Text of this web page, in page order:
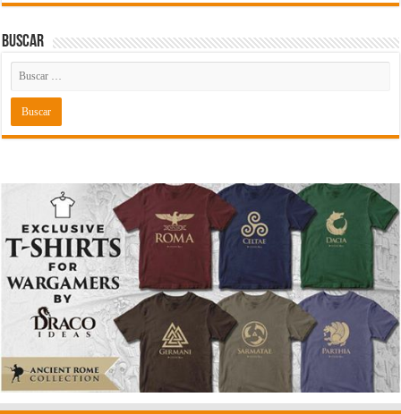
Buscar